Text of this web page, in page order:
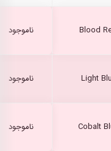
ناموجود
ناموجود
ناموجود